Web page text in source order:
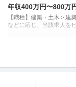
年収400万円〜800万
【職種】建築・土木＞
などに応じ、当該求人を
電気設備施工管理 ／
株式会社NTTファシリテ